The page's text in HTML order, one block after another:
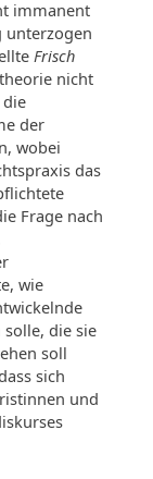
immanent
unterzogen
Frisch
nicht
der
wobei
das
Frage nach
wie
die sie
soll
sich
und